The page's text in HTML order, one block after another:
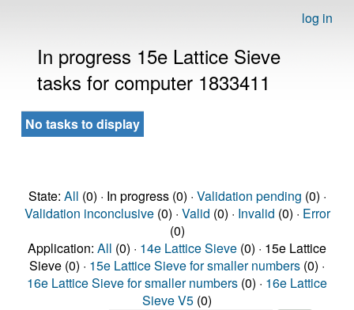
log in
In progress 15e Lattice Sieve
tasks for computer 1833411
No tasks to display
State: All (0) · In progress (0) · Validation pending (0) ·
Validation inconclusive(0) · Valid (0) · Invalid (0) · Error
(0)
Application: All (0) · 14e Lattice Sieve (0) · 15e Lattice
Sieve (0) · 15e Lattice Sieve for smaller numbers (0) ·
16e Lattice Sieve for smaller numbers (0) · 16e Lattice
Sieve V5 (0)